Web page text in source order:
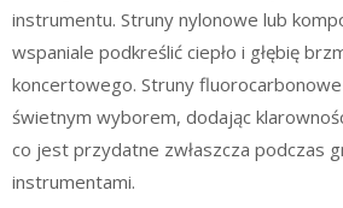
instrumentu. Struny nylonowe lub
wspaniale podkreślić ciepło i głębię
koncertowego. Struny
świetnym wyborem, dodając
co jest przydatne zwłaszcza podczas
instrumentami.